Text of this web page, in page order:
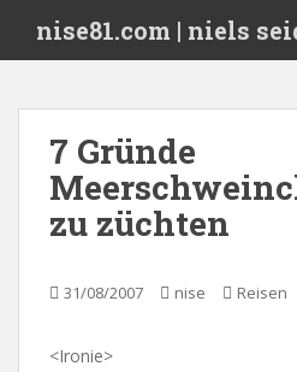
i
nise81.com | niels
7 Gründe
zu züchten
31/08/2007 nise Reisen
<Ironie>